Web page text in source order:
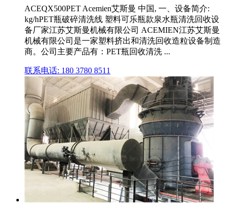
ACEQX500PET Acemien艾斯曼 中国, 一、设备简介:
kg/hPET瓶破碎清洗线 塑料可乐瓶款泉水瓶清洗回收设
备厂家江苏艾斯曼机械有限公司 ACEMIEN江苏艾斯曼
机械有限公司是一家塑料挤出和清洗回收造粒设备制造
商。公司主要产品有：PET瓶回收清洗 ...
联系电话: 180 3780 8511